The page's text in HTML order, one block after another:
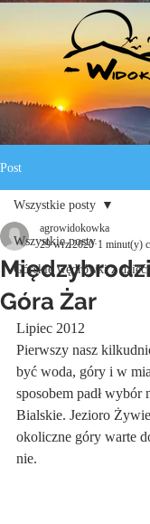
Post
Wszystkie posty
Górskie wędrówki z
Wszystkie posty
Góra Żar
agrowidokowka
29 wrz 2020 1 minut(y)
Lipiec 2012
Pierwszy nasz
być woda, góry i w
sposobem padł wybór
Bialskie. Jezioro
okoliczne góry warte
nie.